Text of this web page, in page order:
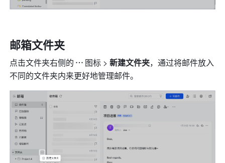
邮箱文件夹
点击文件夹右侧的 图标 > 新建文件夹，通过将邮件放入
不同的文件夹内来更好地管理邮件。